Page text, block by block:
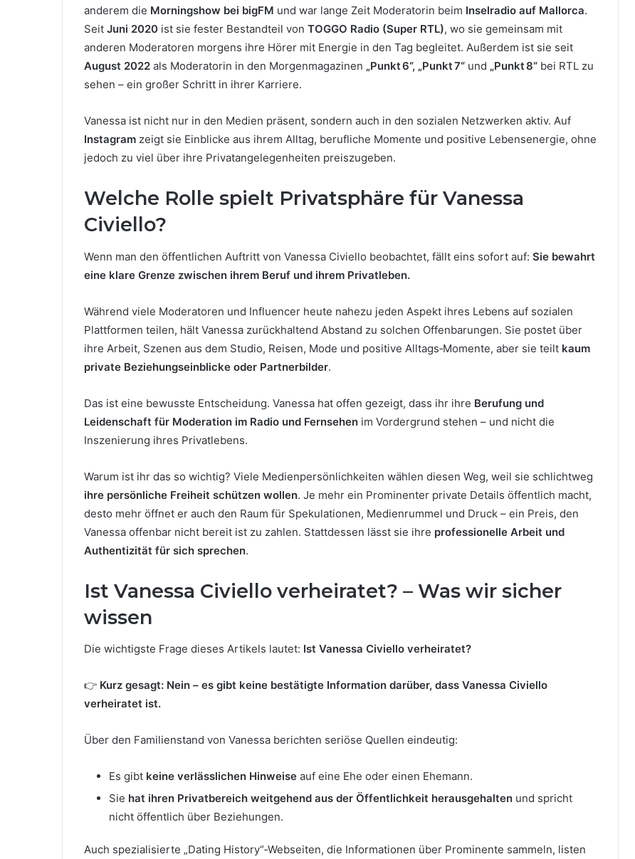
anderem die Morningshow bei bigFM und war lange Zeit Moderatorin beim Inselradio auf Mallorca.
Seit Juni 2020 ist sie fester Bestandteil von TOGGO Radio (Super RTL), wo sie gemeinsam mit
anderen Moderatoren morgens ihre Hörer mit Energie in den Tag begleitet. Außerdem ist sie seit
August 2022 als Moderatorin in den Morgenmagazinen „Punkt 6“, „Punkt 7“ und „Punkt 8“ bei RTL zu
sehen – ein großer Schritt in ihrer Karriere.
Vanessa ist nicht nur in den Medien präsent, sondern auch in den sozialen Netzwerken aktiv. Auf
Instagram zeigt sie Einblicke aus ihrem Alltag, berufliche Momente und positive Lebensenergie, ohne
jedoch zu viel über ihre Privatangelegenheiten preiszugeben.
Welche Rolle spielt Privatsphäre für Vanessa
Civiello?
Wenn man den öffentlichen Auftritt von Vanessa Civiello beobachtet, fällt eins sofort auf: Sie bewahrt
eine klare Grenze zwischen ihrem Beruf und ihrem Privatleben.
Während viele Moderatoren und Influencer heute nahezu jeden Aspekt ihres Lebens auf sozialen
Plattformen teilen, hält Vanessa zurückhaltend Abstand zu solchen Offenbarungen. Sie postet über
ihre Arbeit, Szenen aus dem Studio, Reisen, Mode und positive Alltags‑Momente, aber sie teilt kaum
private Beziehungseinblicke oder Partnerbilder.
Das ist eine bewusste Entscheidung. Vanessa hat offen gezeigt, dass ihr ihre Berufung und
Leidenschaft für Moderation im Radio und Fernsehen im Vordergrund stehen – und nicht die
Inszenierung ihres Privatlebens.
Warum ist ihr das so wichtig? Viele Medienpersönlichkeiten wählen diesen Weg, weil sie schlichtweg
ihre persönliche Freiheit schützen wollen. Je mehr ein Prominenter private Details öffentlich macht,
desto mehr öffnet er auch den Raum für Spekulationen, Medienrummel und Druck – ein Preis, den
Vanessa offenbar nicht bereit ist zu zahlen. Stattdessen lässt sie ihre professionelle Arbeit und
Authentizität für sich sprechen.
Ist Vanessa Civiello verheiratet? – Was wir sicher
wissen
Die wichtigste Frage dieses Artikels lautet: Ist Vanessa Civiello verheiratet?
👉 Kurz gesagt: Nein – es gibt keine bestätigte Information darüber, dass Vanessa Civiello
verheiratet ist.
Über den Familienstand von Vanessa berichten seriöse Quellen eindeutig:
Es gibt keine verlässlichen Hinweise auf eine Ehe oder einen Ehemann.
Sie hat ihren Privatbereich weitgehend aus der Öffentlichkeit herausgehalten und spricht
nicht öffentlich über Beziehungen.
Auch spezialisierte „Dating History“‑Webseiten, die Informationen über Prominente sammeln, listen